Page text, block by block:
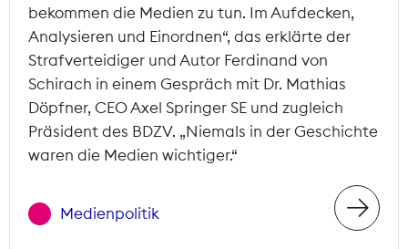
bekommen die Medien zu tun. Im Aufdecken,
Analysieren und Einordnen“, das erklärte der
Strafverteidiger und Autor Ferdinand von
Schirach in einem Gespräch mit Dr. Mathias
Döpfner, CEO Axel Springer SE und zugleich
Präsident des BDZV. „Niemals in der Geschichte
waren die Medien wichtiger.“
Medienpolitik